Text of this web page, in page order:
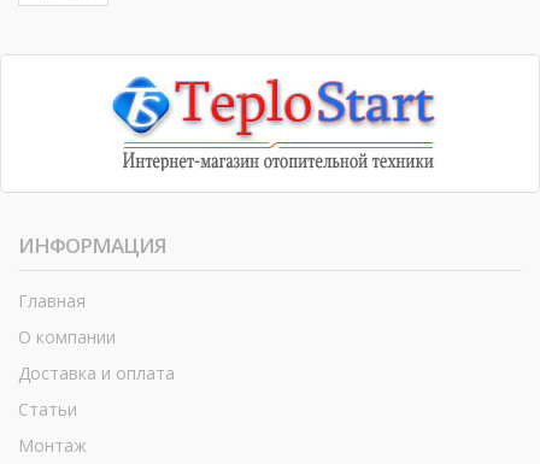
ИНФОРМАЦИЯ
Главная
О компании
Доставка и оплата
Статьи
Монтаж